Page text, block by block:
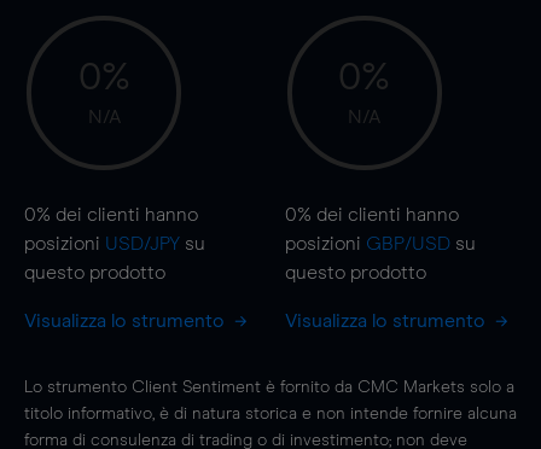
0%
N/A
0% dei clienti hanno
posizioni USD/JPY su
questo prodotto
Visualizza lo strumento
0%
N/A
0% dei clienti hanno
posizioni GBP/USDsu
questo prodotto
Visualizza lo strumento
Lo strumento Client Sentiment è fornito da CMC Markets solo a
titolo informativo, è di natura storica e non intende fornire alcuna
forma di consulenza di trading o di investimento; non deve